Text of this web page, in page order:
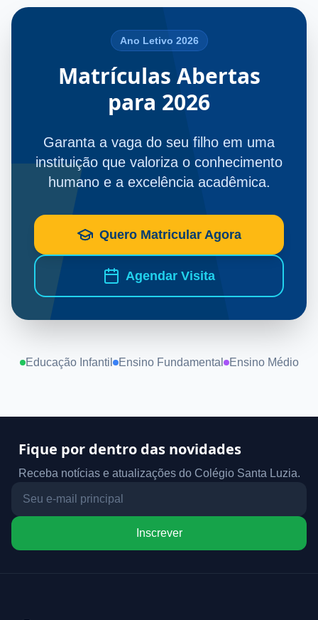
Ano Letivo 2026
Matrículas Abertas
para 2026
Garanta a vaga do seu filho em uma
instituição que valoriza o conhecimento
humano e a excelência acadêmica.
Quero Matricular Agora
Agendar Visita
Educação Infantil Ensino Fundamental Ensino Médio
Fique por dentro das novidades
Receba notícias e atualizações do Colégio Santa Luzia.
Inscrever